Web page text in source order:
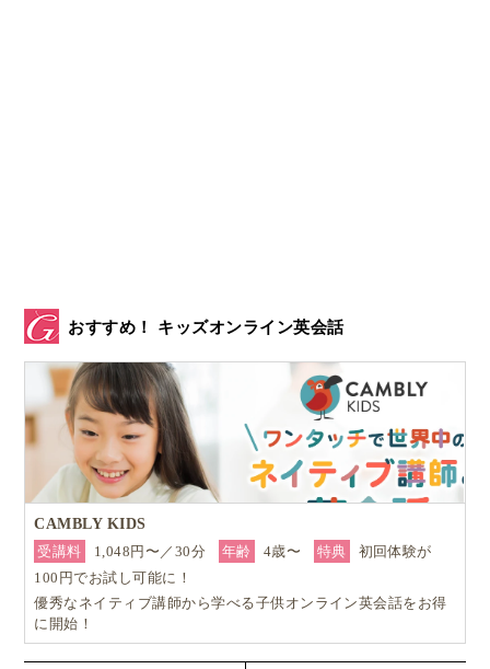
おすすめ！ キッズオンライン英会話
CAMBLY KIDS
受講料
1,048円〜／30分 年齢 4歳〜 特典
初回体験が
100円でお試し可能に！
優秀なネイティブ講師から学べる子供オンライン英会話をお得
に開始！